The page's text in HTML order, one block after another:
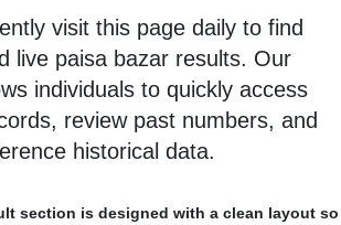
visit this page daily to find
live paisa bazar results. Our
individuals to quickly access
review past numbers, and
historical data.
section is designed with a clean layout so